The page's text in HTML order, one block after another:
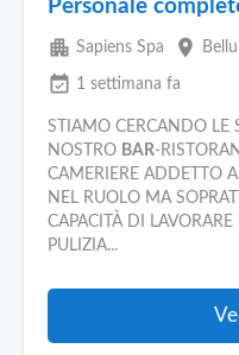
Personale
apartment Sapiens Spa place
event_available 1 settimana fa
STIAMO CERCANDO LE
NOSTRO BAR-
CAMERIERE ADDETTO
NEL RUOLO MA
CAPACITÀ DI
PULIZIA...